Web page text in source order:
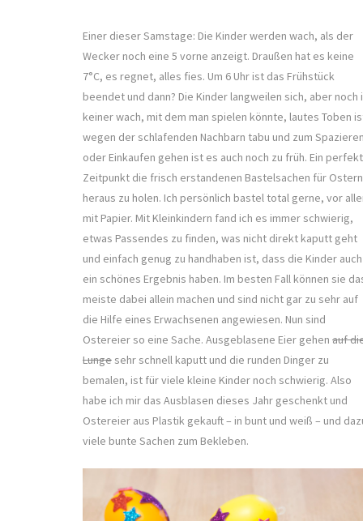
Einer dieser Samstage: Die Kinder werden wach, als der
Wecker noch eine 5 vorne anzeigt. Draußen hat es keine
7°C, es regnet, alles fies. Um 6 Uhr ist das Frühstück
beendet und dann? Die Kinder langweilen sich, aber noch
keiner wach, mit dem man spielen könnte, lautes Toben
wegen der schlafenden Nachbarn tabu und zum Spazieren
oder Einkaufen gehen ist es auch noch zu früh. Ein
Zeitpunkt die frisch erstandenen Bastelsachen für Ostern
heraus zu holen. Ich persönlich bastel total gerne, vor
mit Papier. Mit Kleinkindern fand ich es immer schwierig,
etwas Passendes zu finden, was nicht direkt kaputt geht
und einfach genug zu handhaben ist, dass die Kinder auch
ein schönes Ergebnis haben. Im besten Fall können sie
meiste dabei allein machen und sind nicht gar zu sehr auf
die Hilfe eines Erwachsenen angewiesen. Nun sind
Ostereier so eine Sache. Ausgeblasene Eier gehen auf
Lunge sehr schnell kaputt und die runden Dinger zu
bemalen, ist für viele kleine Kinder noch schwierig. Also
habe ich mir das Ausblasen dieses Jahr geschenkt und
Ostereier aus Plastik gekauft – in bunt und weiß – und
viele bunte Sachen zum Bekleben.